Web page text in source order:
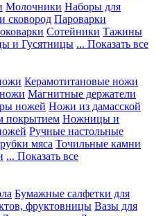
Молочники Наборы для
сковород Пароварки
Сотейники Тажины
и Гусятницы ... Показать все
Керамотитановые ножи
Магнитные держатели
ножей Ножи из дамасской
покрытием Ножницы и
Ручные настольные
мяса Точильные камни
... Показать все
Бумажные салфетки для
фруктовницы Вазы для